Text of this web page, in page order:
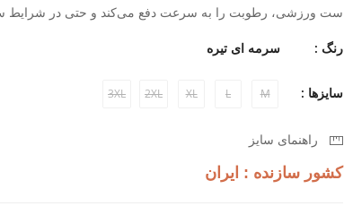
ست ورزشی، رطوبت را به سرعت دفع می‌کند و حتی در شرایط
حرکت آزادانه
مقاوم در برابر سایش: مناسب برای تمرینات سنگین، دویدن، یوگا
رنگ : سرمه ای تیره
سایزها : M
L
XL
2XL
3XL
راهنمای سایز
کشور سازنده : ایران